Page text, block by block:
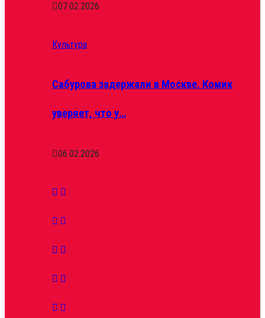
07.02.2026
Культура
Сабурова задержали в Москве. Комик
уверяет, что у…
06.02.2026